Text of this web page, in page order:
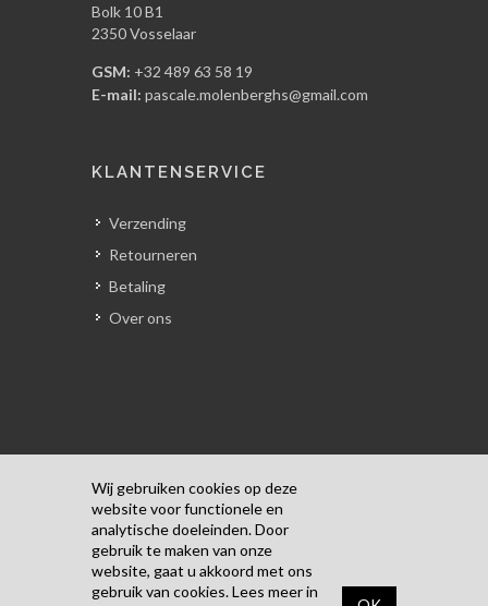
Bolk 10 B1
2350 Vosselaar
GSM: +32 489 63 58 19
E-mail: pascale.molenberghs@gmail.com
KLANTENSERVICE
Verzending
Retourneren
Betaling
Over ons
Copyrights © 2018 Alle rechten
voorbehouden door Kunst Door Pascale.
Algemene Voorwaarden /Privacyverklaring
Wij gebruiken cookies op deze
website voor functionele en
analytische doeleinden. Door
gebruik te maken van onze
website, gaat u akkoord met ons
gebruik van cookies. Lees meer in